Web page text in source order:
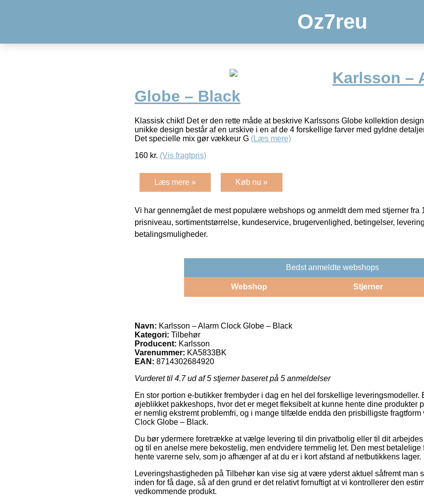
Oz7reu
Karlsson –
Globe – Black
Klassisk chikt! Det er den rette måde at beskrive Karlssons Globe kollektion
unikke design består af en urskive i en af de 4 forskellige farver med gyldne
Det specielle mix gør vækkeur G (Læs mere)
160 kr. (Vis fragtpris)
Læs mere » Køb nu »
Vi har gennemgået de mest populære webshops og anmeldt dem med stjerner fra
prisniveau, sortimentstørrelse, kundeservice, brugervenlighed, betingelser,
betalingsmuligheder.
Bedst anmeldte webshops
Webshop Stjerner
Navn: Karlsson – Alarm Clock Globe – Black
Kategori: Tilbehør
Producent: Karlsson
Varenummer: KA5833BK
EAN: 8714302684920
Vurderet til 4.7ud af 5 stjerner baseret på 5 anmeldelser
En stor portion e-butikker frembyder i dag en hel del forskellige
øjeblikket pakkeshops, hvor det er meget fleksibelt at kunne hente dine produkter
er nemlig ekstremt problemfri, og i mange tilfælde endda den prisbilligste
Clock Globe – Black.
Du bør ydermere foretrække at vælge levering til din privatbolig eller til dit
og til en anelse mere bekostelig, men endvidere temmelig let. Den mest
hente varerne selv, som jo afhænger af at du er i kort afstand af netbutikkens lager.
Leveringshastigheden på Tilbehør kan vise sig at være yderst aktuel såfremt man
inden for få dage, så af den grund er det relativt fornuftigt at vi kontrollerer den
vedkommende produkt.